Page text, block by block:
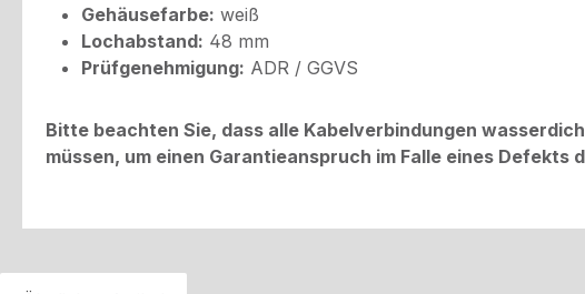
Gehäusefarbe: weiß
Lochabstand: 48 mm
Prüfgenehmigung: ADR / GGVS
Bitte beachten Sie, dass alle Kabelverbindungen
müssen, um einen Garantieanspruch im Falle eines Defekts